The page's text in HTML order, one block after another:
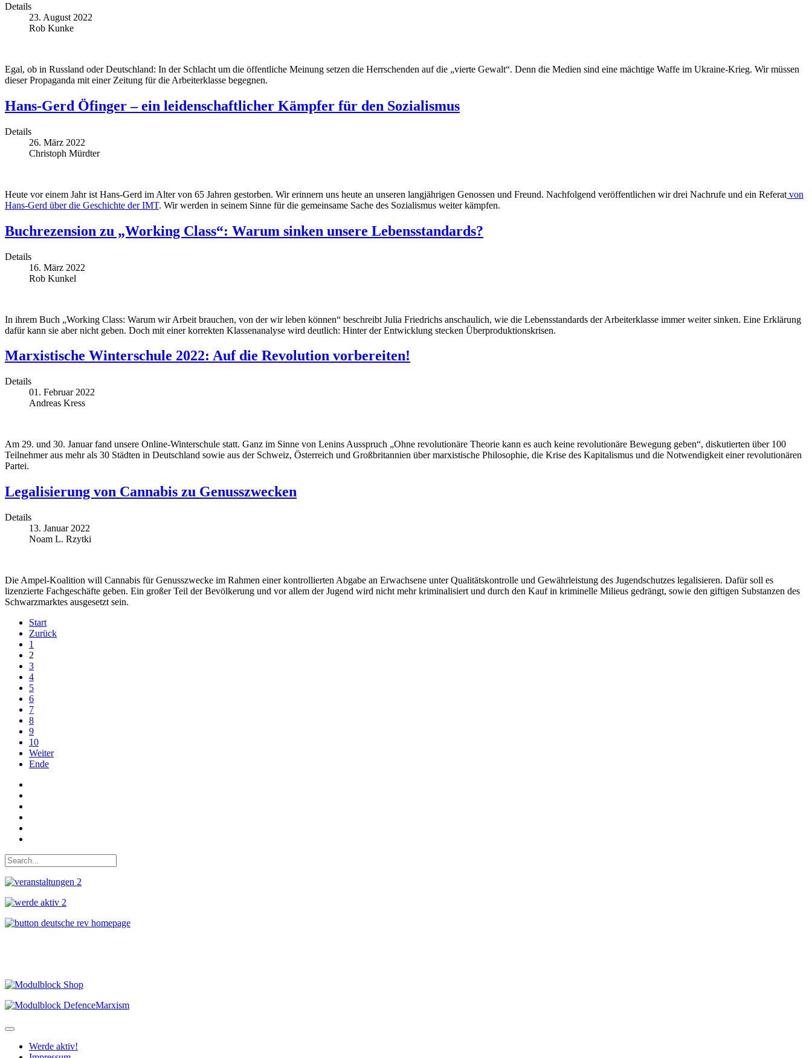
Details
23. August 2022
Rob Kunke
Egal, ob in Russland oder Deutschland: In der Schlacht um die öffentliche Meinung setzen die Herrschenden auf die „vierte Gewalt“. Denn die Medien sind eine mächtige Waffe im Ukraine-Krieg. Wir müssen
dieser Propaganda mit einer Zeitung für die Arbeiterklasse begegnen.
Hans-Gerd Öfinger – ein leidenschaftlicher Kämpfer für den Sozialismus
Details
26. März 2022
Christoph Mürdter
Heute vor einem Jahr ist Hans-Gerd im Alter von 65 Jahren gestorben. Wir erinnern uns heute an unseren langjährigen Genossen und Freund. Nachfolgend veröffentlichen wir drei Nachrufe und ein Referat von
Hans-Gerd über die Geschichte der IMT. Wir werden in seinem Sinne für die gemeinsame Sache des Sozialismus weiter kämpfen.
Buchrezension zu „Working Class“: Warum sinken unsere Lebensstandards?
Details
16. März 2022
Rob Kunkel
In ihrem Buch „Working Class: Warum wir Arbeit brauchen, von der wir leben können“ beschreibt Julia Friedrichs anschaulich, wie die Lebensstandards der Arbeiterklasse immer weiter sinken. Eine Erklärung
dafür kann sie aber nicht geben. Doch mit einer korrekten Klassenanalyse wird deutlich: Hinter der Entwicklung stecken Überproduktionskrisen.
Marxistische Winterschule 2022: Auf die Revolution vorbereiten!
Details
01. Februar 2022
Andreas Kress
Am 29. und 30. Januar fand unsere Online-Winterschule statt. Ganz im Sinne von Lenins Ausspruch „Ohne revolutionäre Theorie kann es auch keine revolutionäre Bewegung geben“, diskutierten über 100
Teilnehmer aus mehr als 30 Städten in Deutschland sowie aus der Schweiz, Österreich und Großbritannien über marxistische Philosophie, die Krise des Kapitalismus und die Notwendigkeit einer revolutionären
Partei.
Legalisierung von Cannabis zu Genusszwecken
Details
13. Januar 2022
Noam L. Rzytki
Die Ampel-Koalition will Cannabis für Genusszwecke im Rahmen einer kontrollierten Abgabe an Erwachsene unter Qualitätskontrolle und Gewährleistung des Jugendschutzes legalisieren. Dafür soll es
lizenzierte Fachgeschäfte geben. Ein großer Teil der Bevölkerung und vor allem der Jugend wird nicht mehr kriminalisiert und durch den Kauf in kriminelle Milieus gedrängt, sowie den giftigen Substanzen des
Schwarzmarktes ausgesetzt sein.
Start
Zurück
1
2
3
4
5
6
7
8
9
10
Weiter
Ende
Werde aktiv!